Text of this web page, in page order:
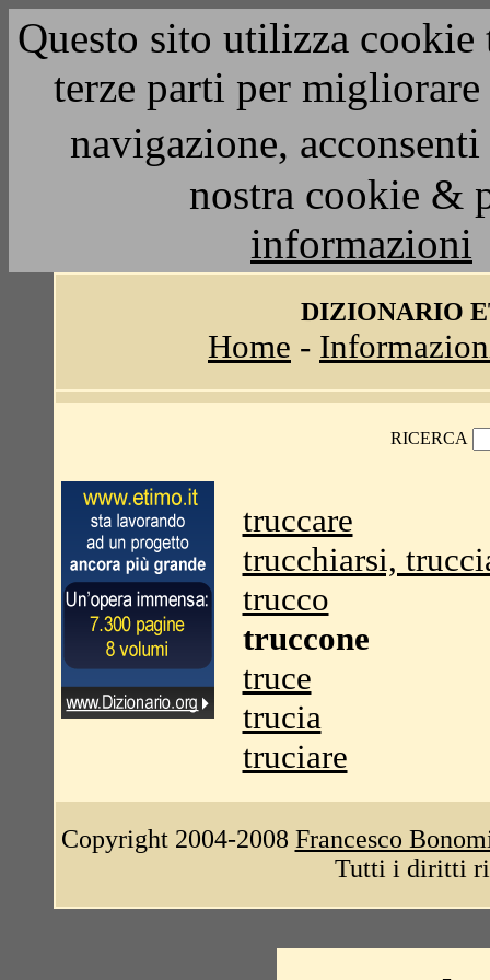
Questo sito utilizza
terze parti per
navigazione,
nostra cookie &
informazioni
DIZIONARIO
Home -
RICERCA
truccare
trucchiarsi,
trucco
truccone
truce
trucia
truciare
Copyright 2004-2008 Francesco
Tutti i diritti